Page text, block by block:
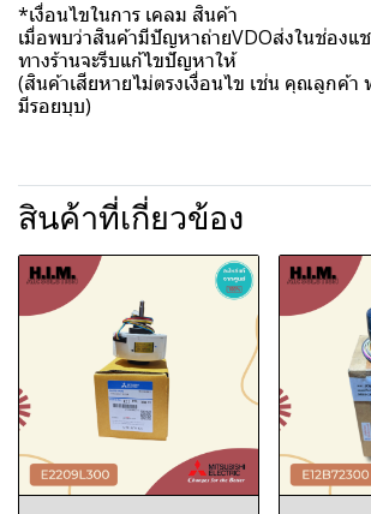
*เงื่อนไขในการ เคลม สินค้า
เมื่อพบว่าสินค้ามีปัญหาถ่ายVDOส่งในช่องแ
ทางร้านจะรีบแก้ไขปัญหาให้
(สินค้าเสียหายไม่ตรงเงื่อนไข เช่น คุณลูกค้
มีรอยบุบ)
สินค้าที่เกี่ยวข้อง